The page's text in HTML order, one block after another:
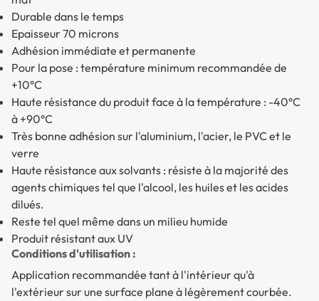
Durable dans le temps
Epaisseur 70 microns
Adhésion immédiate et permanente
Pour la pose : température minimum recommandée de
+10°C
Haute résistance du produit face à la température : -40°C
à +90°C
Très bonne adhésion sur l'aluminium, l'acier, le PVC et le
verre
Haute résistance aux solvants : résiste à la majorité des
agents chimiques tel que l'alcool, les huiles et les acides
dilués.
Reste tel quel même dans un milieu humide
Produit résistant aux UV
Conditions d'utilisation :
Application recommandée tant à l'intérieur qu'à
l'extérieur sur une surface plane à légèrement courbée.